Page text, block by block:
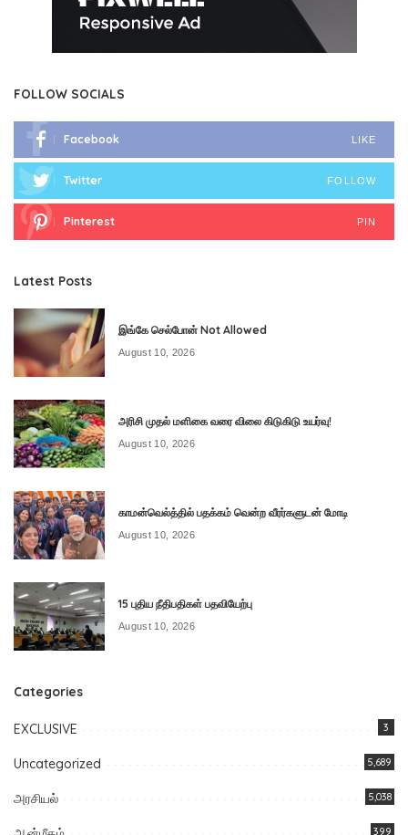
FOLLOW SOCIALS
Facebook LIKE
Twitter FOLLOW
Pinterest PIN
Latest Posts
இங்கே செல்போன் Not Allowed
August 10, 2026
அரிசி முதல் மளிகை வரை விலை கிடுகிடு உயர்வு!
August 10, 2026
காமன்வெல்த்தில் பதக்கம் வென்ற வீரர்களுடன் மோடி
August 10, 2026
15 புதிய நீதிபதிகள் பதவியேற்பு
August 10, 2026
Categories
EXCLUSIVE 3
Uncategorized 5,689
அரசியல் 5,038
399